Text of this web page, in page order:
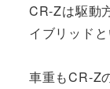
CR-Zは駆動
イブリッド
車重もCR-Z